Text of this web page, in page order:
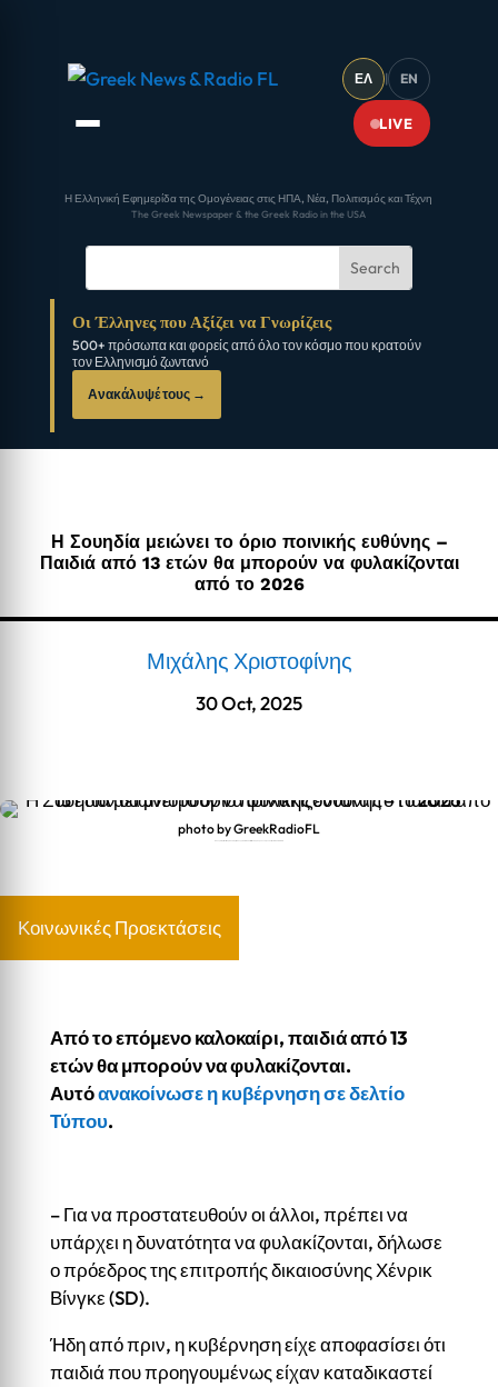
ΕΛ | EN
LIVE
Η Ελληνική Εφημερίδα της Ομογένειας στις ΗΠΑ, Νέα, Πολιτισμός και Τέχνη
The Greek Newspaper & the Greek Radio in the USA
Οι Έλληνες που Αξίζει να Γνωρίζεις
500+ πρόσωπα και φορείς από όλο τον κόσμο που κρατούν
τον Ελληνισμό ζωντανό
Ανακάλυψέ τους →
Η Σουηδία μειώνει το όριο ποινικής ευθύνης –
Παιδιά από 13 ετών θα μπορούν να φυλακίζονται
από το 2026
Μιχάλης Χριστοφίνης
30 Oct, 2025
photo by GreekRadioFL
Κοινωνικές Προεκτάσεις
Από το επόμενο καλοκαίρι, παιδιά από 13
ετών θα μπορούν να φυλακίζονται.
Αυτόανακοίνωσε η κυβέρνηση σε δελτίο
Τύπου.
– Για να προστατευθούν οι άλλοι, πρέπει να
υπάρχει η δυνατότητα να φυλακίζονται, δήλωσε
ο πρόεδρος της επιτροπής δικαιοσύνης Χένρικ
Βίνγκε (SD).
Ήδη από πριν, η κυβέρνηση είχε αποφασίσει ότι
παιδιά που προηγουμένως είχαν καταδικαστεί